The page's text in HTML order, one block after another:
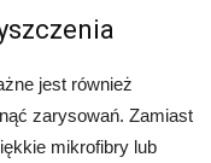
jest również
zarysowań. Zamiast
mikrofibry lub